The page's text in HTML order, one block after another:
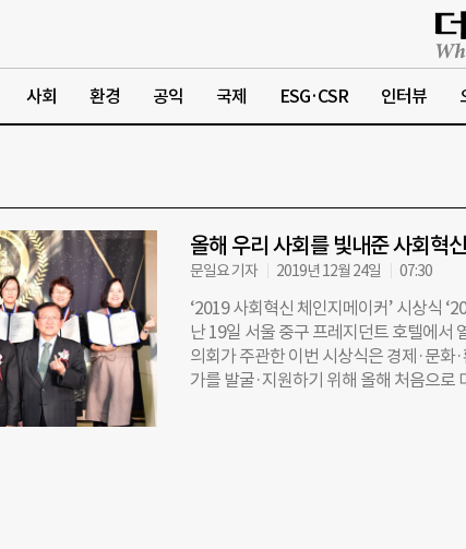
사회 환경 공익 국제 ESG·CSR 인터뷰
올해 우리 사회를 빛내준 사회혁
문일요 기자 2019년 12월 24일 07:30
‘2019 사회혁신 체인지메이커’ 시상식
난 19일 서울 중구 프레지던트 호텔에서
의회가 주관한 이번 시상식은 경제·문화
가를 발굴·지원하기 위해 올해 처음으로